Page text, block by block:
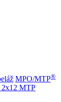
MPO/MTP®
2x12 MTP